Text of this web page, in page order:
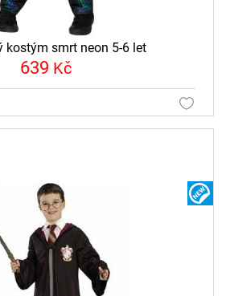
kostým smrt neon 5-6 let
639 Kč